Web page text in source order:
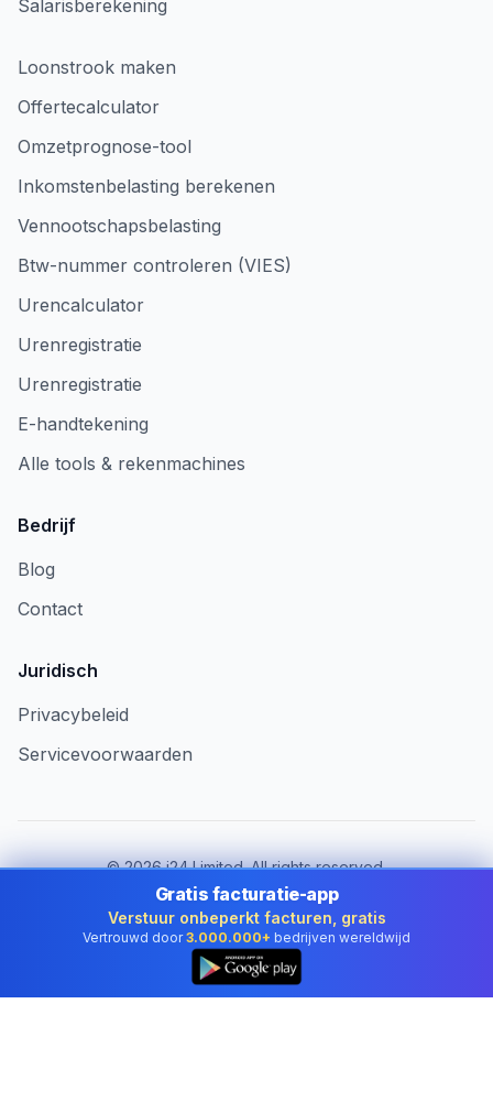
Salarisberekening
Loonstrook maken
Offertecalculator
Omzetprognose-tool
Inkomstenbelasting berekenen
Vennootschapsbelasting
Btw-nummer controleren (VIES)
Urencalculator
Urenregistratie
Urenregistratie
E-handtekening
Alle tools & rekenmachines
Bedrijf
Blog
Contact
Juridisch
Privacybeleid
Servicevoorwaarden
©2026i24 Limited. All rights reserved.
Voor bedrijven in Netherlands
Land wijzigen:
Netherlands
Gratis facturatie-app
Verstuur onbeperkt facturen, gratis
Vertrouwd door 3.000.000+ bedrijven wereldwijd